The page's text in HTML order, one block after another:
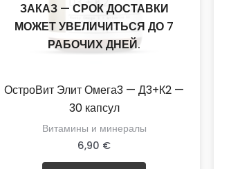
ЗАКАЗ — СРОК ДОСТАВКИ
МОЖЕТ УВЕЛИЧИТЬСЯ ДО 7
РАБОЧИХ ДНЕЙ.
ОстроВит Элит Омега3 — Д3+К2 —
30 капсул
Витамины и минералы
6,90 €